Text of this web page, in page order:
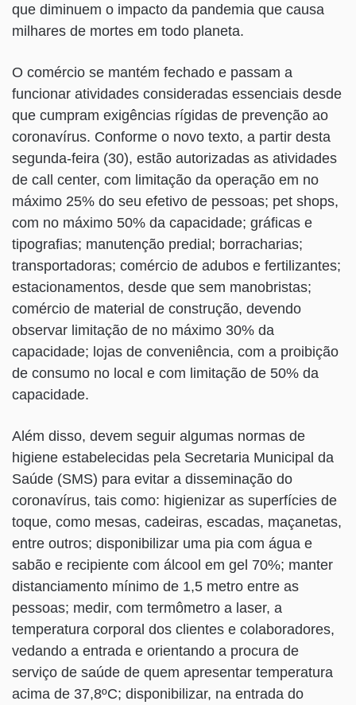
que diminuem o impacto da pandemia que causa
milhares de mortes em todo planeta.
O comércio se mantém fechado e passam a
funcionar atividades consideradas essenciais desde
que cumpram exigências rígidas de prevenção ao
coronavírus. Conforme o novo texto, a partir desta
segunda-feira (30), estão autorizadas as atividades
de call center, com limitação da operação em no
máximo 25% do seu efetivo de pessoas; pet shops,
com no máximo 50% da capacidade; gráficas e
tipografias; manutenção predial; borracharias;
transportadoras; comércio de adubos e fertilizantes;
estacionamentos, desde que sem manobristas;
comércio de material de construção, devendo
observar limitação de no máximo 30% da
capacidade; lojas de conveniência, com a proibição
de consumo no local e com limitação de 50% da
capacidade.
Além disso, devem seguir algumas normas de
higiene estabelecidas pela Secretaria Municipal da
Saúde (SMS) para evitar a disseminação do
coronavírus, tais como: higienizar as superfícies de
toque, como mesas, cadeiras, escadas, maçanetas,
entre outros; disponibilizar uma pia com água e
sabão e recipiente com álcool em gel 70%; manter
distanciamento mínimo de 1,5 metro entre as
pessoas; medir, com termômetro a laser, a
temperatura corporal dos clientes e colaboradores,
vedando a entrada e orientando a procura de
serviço de saúde de quem apresentar temperatura
acima de 37,8ºC; disponibilizar, na entrada do